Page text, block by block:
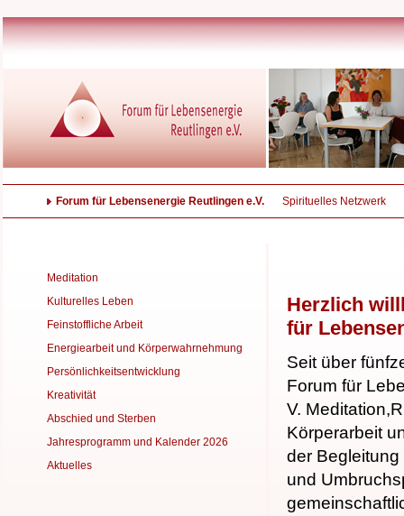
Forum für Lebensenergie Reutlingen e.V. Spirituelles Netzwerk
Meditation
Kulturelles Leben
Feinstoffliche Arbeit
Energiearbeit und Körperwahrnehmung
Persönlichkeitsentwicklung
Kreativität
Abschied und Sterben
Jahresprogramm und Kalender 2026
Aktuelles
Herzlich
für
Seit über
Forum für
V. Meditation,
Körperarbeit
der
und